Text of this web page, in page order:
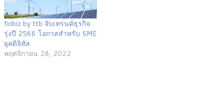
finbiz by ttb จับเทรนด์ธุรกิจ
รุ่งปี 2566 โอกาสสำหรับ SME
ยุคดิจิทัล
พฤศจิกายน 28, 2022